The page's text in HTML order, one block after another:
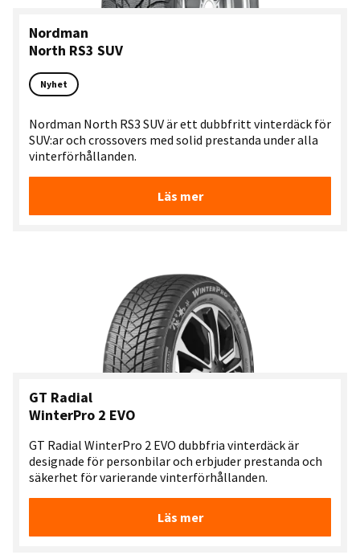
Nordman
North RS3 SUV
Nyhet
Nordman North RS3 SUV är ett dubbfritt vinterdäck för
SUV:ar och crossovers med solid prestanda under alla
vinterförhållanden.
Läs mer
GT Radial
WinterPro 2 EVO
GT Radial WinterPro 2 EVO dubbfria vinterdäck är
designade för personbilar och erbjuder prestanda och
säkerhet för varierande vinterförhållanden.
Läs mer